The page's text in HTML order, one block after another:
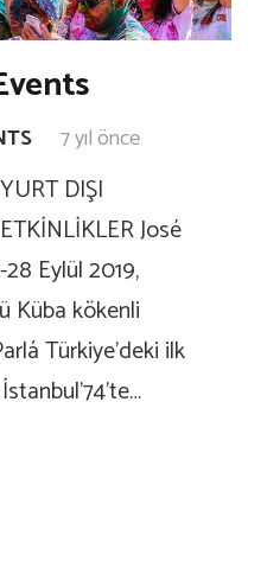
7 yıl önce
DIŞI
José
28 Eylül 2019,
Küba kökenli
Türkiye’deki ilk